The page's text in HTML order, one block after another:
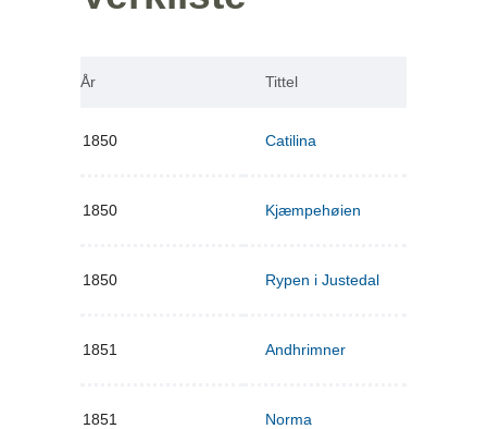
År Tittel
1850 Catilina
1850 Kjæmpehøien
1850 Rypen i Justedal
1851 Andhrimner
1851 Norma